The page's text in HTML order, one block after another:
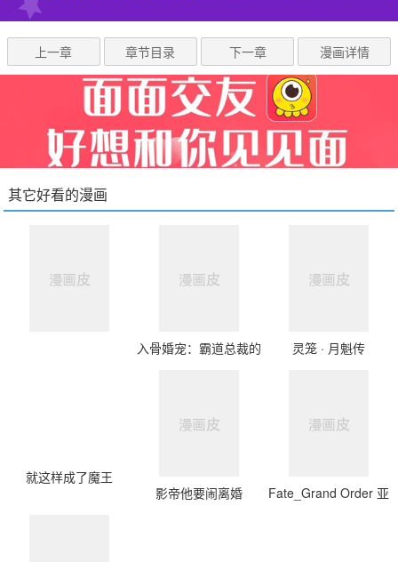
上一章 章节目录 下一章 漫画详情
其它好看的漫画
就这样成了魔王
入骨婚宠：霸道总裁的
灵笼 · 月魁传
影帝他要闹离婚
Fate_Grand Order 亚